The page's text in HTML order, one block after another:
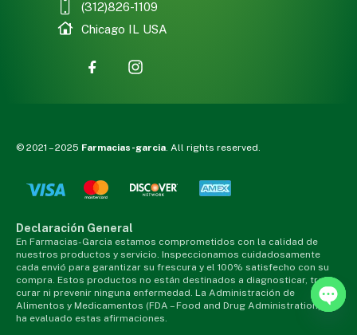
(312)826-1109
Chicago IL USA
© 2021 – 2025 Farmacias-garcia . All rights reserved.
Declaración General
En Farmacias-Garcia estamos comprometidos con la calidad de
nuestros productos y servicio. Inspeccionamos cuidadosamente
cada envió para garantizar su frescura y el 100% satisfecho con su
compra. Estos productos no están destinados a diagnosticar, tratar,
curar ni prevenir ninguna enfermedad. La Administración de
Alimentos y Medicamentos (FDA – Food and Drug Administration) no
ha evaluado estas afirmaciones.